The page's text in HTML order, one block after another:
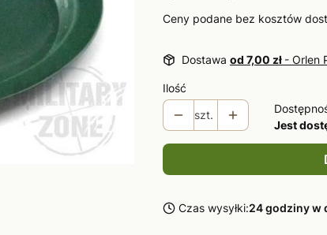
Ceny podane bez kosztów
Dostawa od 7,00 zł - Orlen
Ilość
szt.
Jest
Czas wysyłki:24 godziny w